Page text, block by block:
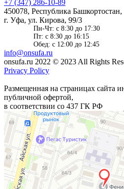
+7 (347) 286-10-89
450078, Республика Башкортостан,
г. Уфа, ул. Кирова, 99/3
Пн-Чт: c 8:30 до 17:30
Пт: c 8:30 до 16:15
Обед: c 12:00 до 12:45
info@onsufa.ru
onsufa.ru 2022 © 2023 All Rights
Privacy Policy
Размещенная на страницах сайта
публичной офертой,
в соответствии со 437 ГК РФ